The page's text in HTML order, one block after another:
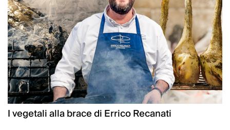
I vegetali alla brace di Errico Recanati